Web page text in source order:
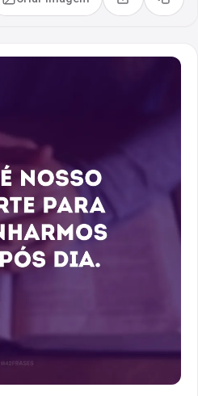
Compartilhar
Copiar